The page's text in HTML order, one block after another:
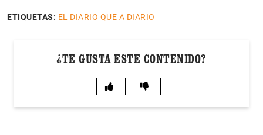
ETIQUETAS: EL DIARIO QUE A DIARIO
¿TE GUSTA ESTE CONTENIDO?